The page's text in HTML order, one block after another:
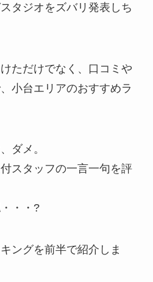
タジオをズバリ発表しち
ただけでなく、口コミや
小台エリアのおすすめラ
ダメ。
スタッフの一言一句を評
・・?
ングを前半で紹介しま